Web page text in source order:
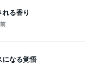
なる覚悟